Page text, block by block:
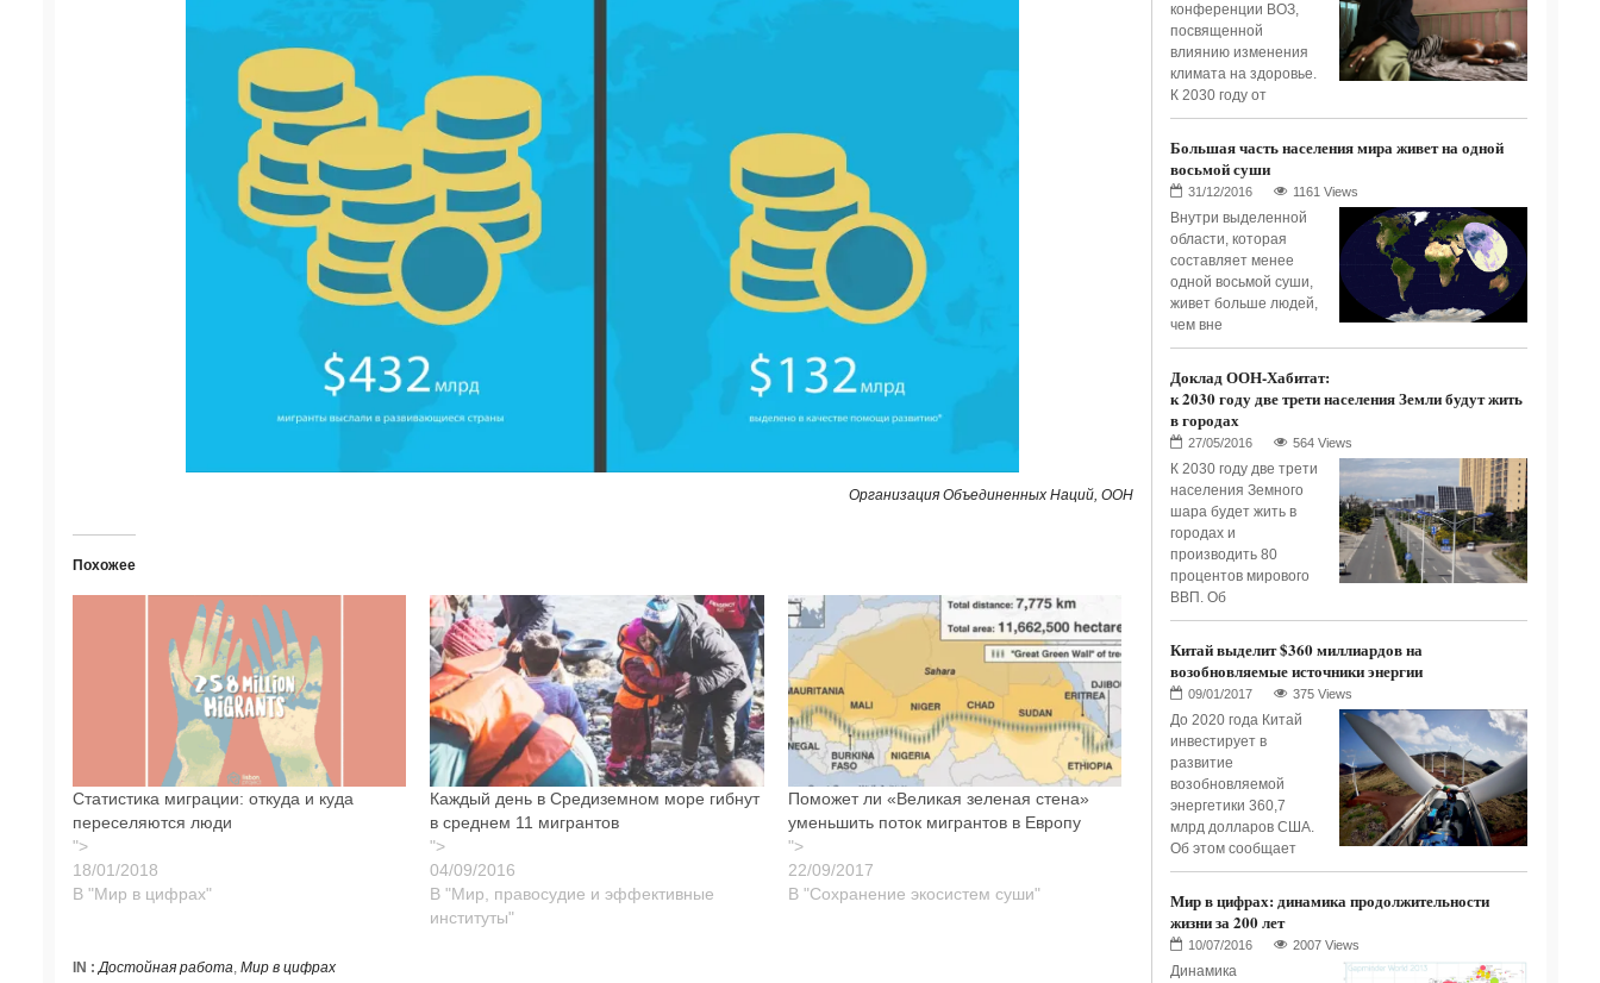
Организация Объединенных Наций, ООН
Похожее
Статистика миграции: откуда и куда
переселяются люди
">
В "Мир в цифрах"
Каждый день в Средиземном море гибнут
в среднем 11 мигрантов
">
В "Мир, правосудие и эффективные
институты"
Поможет ли «Великая зеленая стена»
уменьшить поток мигрантов в Европу
">
В "Сохранение экосистем суши"
IN : Достойная работа Мир в цифрах
конференции ВОЗ,
посвященной
влиянию изменения
климата на здоровье.
К 2030 году от
Большая часть населения мира живет на одной
восьмой суши
1161 Views
Внутри выделенной
области, которая
составляет менее
одной восьмой суши,
живет больше людей,
чем вне
Доклад ООН-Хабитат:
к 2030 году две трети населения Земли будут жить
в городах
564 Views
К 2030 году две трети
населения Земного
шара будет жить в
городах и
производить 80
процентов мирового
ВВП. Об
Китай выделит $360 миллиардов на
возобновляемые источники энергии
375 Views
До 2020 года Китай
инвестирует в
развитие
возобновляемой
энергетики 360,7
млрд долларов США.
Об этом сообщает
Мир в цифрах: динамика продолжительности
жизни за 200 лет
2007 Views
Динамика